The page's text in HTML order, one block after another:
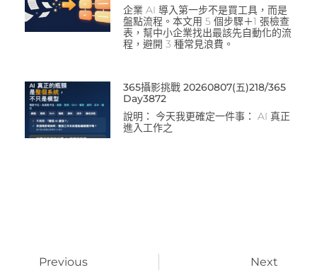
企業 AI 導入第一步不是買工具，而是
盤點流程。本文用 5 個步驟＋1 張檢查
表，幫中小企業找出最該先自動化的流
程，避開 3 種常見浪費。
365攝影挑戰 20260807(五)218/365
Day3872
說明： 今天我更確定一件事： AI 真正
進入工作之
Previous Next